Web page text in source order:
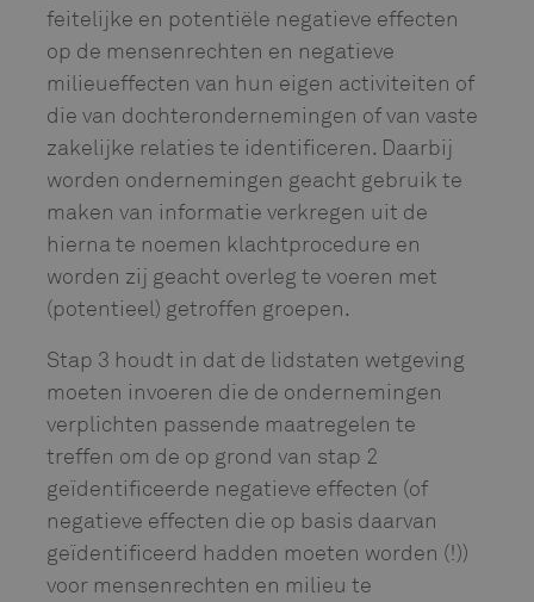
feitelijke en potentiële negatieve effecten
op de mensenrechten en negatieve
milieueffecten van hun eigen activiteiten of
die van dochterondernemingen of van vaste
zakelijke relaties te identificeren. Daarbij
worden ondernemingen geacht gebruik te
maken van informatie verkregen uit de
hierna te noemen klachtprocedure en
worden zij geacht overleg te voeren met
(potentieel) getroffen groepen.
Stap 3 houdt in dat de lidstaten wetgeving
moeten invoeren die de ondernemingen
verplichten passende maatregelen te
treffen om de op grond van stap 2
geïdentificeerde negatieve effecten (of
negatieve effecten die op basis daarvan
geïdentificeerd hadden moeten worden (!))
voor mensenrechten en milieu te